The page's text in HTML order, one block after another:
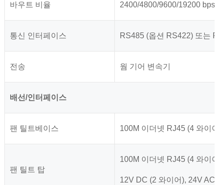
바우트 비율 2400/4800/9600/19200 bps
통신 인터페이스 RS485 (옵션 RS422) 또는
전송 웜 기어 변속기
배선/인터페이스
팬 틸트베이스 100M 이더넷 RJ45 (4 와이
팬 틸트 탑
100M 이더넷 RJ45 (4 와이
12V DC (2 와이어), 24V